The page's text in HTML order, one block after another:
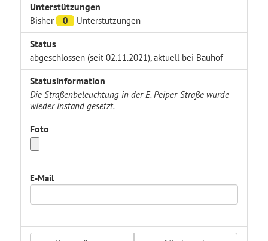
Unterstützungen
Bisher 0 Unterstützungen
Status
abgeschlossen (seit 02.11.2021), aktuell bei Bauhof
Statusinformation
Die Straßenbeleuchtung in der E. Peiper-Straße wurde
wieder instand gesetzt.
Foto
E-Mail